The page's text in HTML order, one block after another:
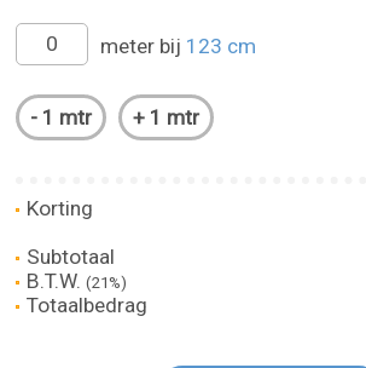
meter bij 123 cm
Korting
Subtotaal
B.T.W.(21%)
Totaalbedrag